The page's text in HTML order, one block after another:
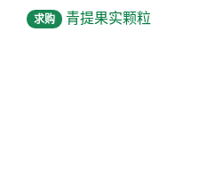
求购 青提果实颗粒